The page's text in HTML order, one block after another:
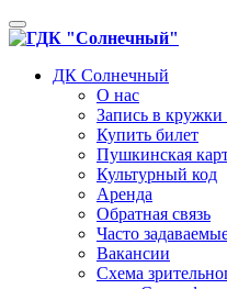
Toggle
navigation
ДК Солнечный
О нас
Запись в кружки
Купить билет
Пушкинская
Культурный код
Аренда
Обратная связь
Часто
Вакансии
Схема